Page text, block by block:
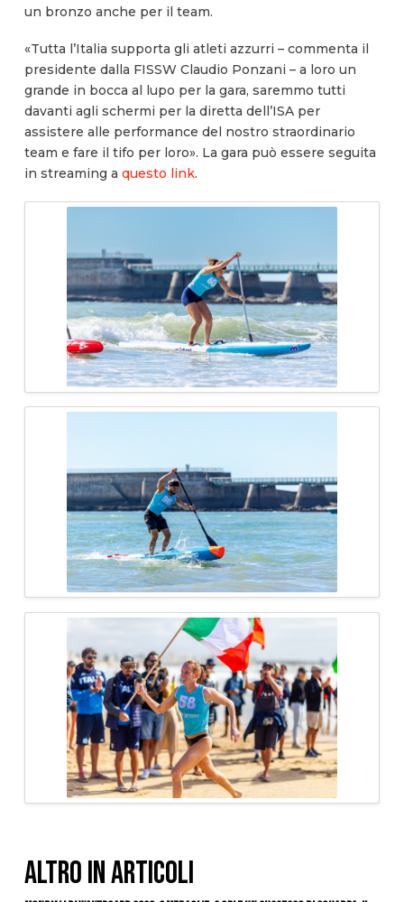
un bronzo anche per il team.
«Tutta l’Italia supporta gli atleti azzurri – commenta il
presidente dalla FISSW Claudio Ponzani – a loro un
grande in bocca al lupo per la gara, saremmo tutti
davanti agli schermi per la diretta dell’ISA per
assistere alle performance del nostro straordinario
team e fare il tifo per loro». La gara può essere seguita
in streaming a questo link.
ALTRO IN ARTICOLI